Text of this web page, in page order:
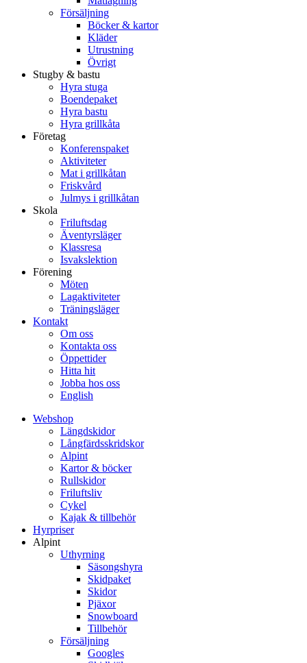
Försäljning
Böcker & kartor
Kläder
Utrustning
Övrigt
Stugby & bastu
Hyra stuga
Boendepaket
Hyra bastu
Hyra grillkåta
Företag
Konferenspaket
Aktiviteter
Mat i grillkåtan
Friskvård
Julmys i grillkåtan
Skola
Friluftsdag
Äventyrsläger
Klassresa
Isvakslektion
Förening
Möten
Lagaktiviteter
Träningsläger
Kontakt
Om oss
Kontakta oss
Öppettider
Hitta hit
Jobba hos oss
English
Webshop
Längdskidor
Långfärdsskridskor
Alpint
Kartor & böcker
Rullskidor
Friluftsliv
Cykel
Kajak & tillbehör
Hyrpriser
Alpint
Uthyrning
Säsongshyra
Skidpaket
Skidor
Pjäxor
Snowboard
Tillbehör
Försäljning
Googles